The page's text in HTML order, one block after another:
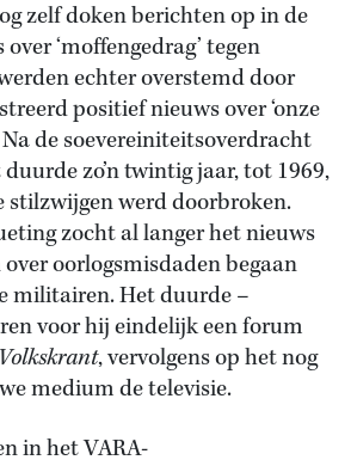
zelf doken berichten op in de
‘moffengedrag’ tegen
echter overstemd door
positief nieuws over ‘onze
Na de soevereiniteitsoverdracht
zo’n twintig jaar, tot 1969,
stilzwijgen werd doorbroken.
zocht al langer het nieuws
oorlogsmisdaden begaan
militairen. Het duurde –
voor hij eindelijk een forum
, vervolgens op het nog
medium de televisie.
in het VARA-